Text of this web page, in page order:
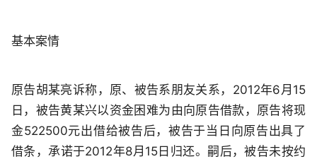
基本案情
原告胡某亮诉称，原、被告系朋友关系，2012年6月15
日，被告黄某兴以资金困难为由向原告借款，原告将现
金522500元出借给被告后，被告于当日向原告出具了
借条，承诺于2012年8月15日归还。嗣后，被告未按约